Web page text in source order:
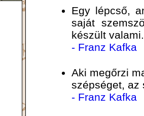
Egy lépcső,
saját
készült valami.
- Franz Kafka
Aki megőrzi
szépséget, az
- Franz Kafka